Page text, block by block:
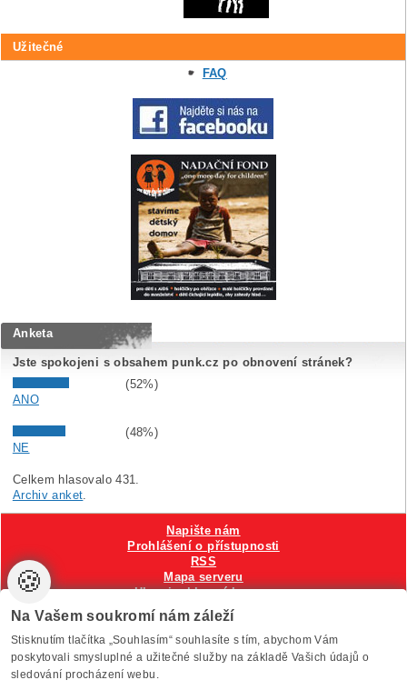
Užitečné
FAQ
Anketa
Jste spokojeni s obsahem punk.cz po obnovení stránek?
(52%)
ANO
(48%)
NE
Celkem hlasovalo 431.
Archiv anket
VytvořiloAnawe , provozuje Anawe a Špína
Napište nám
Prohlášení o přístupnosti
RSS
Mapa serveru
Hlavni reklamní banner
Nastavení cookies
🍪
Na Vašem soukromí nám záleží
Stisknutím tlačítka „Souhlasím“ souhlasíte s tím, abychom Vám
poskytovali smysluplné a užitečné služby na základě Vašich údajů o
sledování procházení webu.